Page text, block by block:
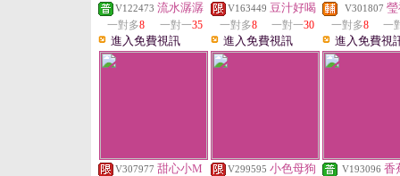
V122473 流水潺潺
一對多8 一對一35
進入免費視訊
V163449 豆汁好喝
一對多8 一對一30
進入免費視訊
V301807
一對多8 一
進入免費視
V307977 甜心小M V299595 小色母狗 V193096 香